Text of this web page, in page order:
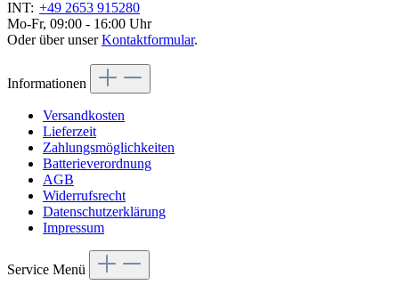
INT: +49 2653 915280
Mo-Fr, 09:00 - 16:00 Uhr
Oder über unserKontaktformular.
Informationen
Versandkosten
Lieferzeit
Zahlungsmöglichkeiten
Batterieverordnung
AGB
Widerrufsrecht
Datenschutzerklärung
Impressum
Service Menü